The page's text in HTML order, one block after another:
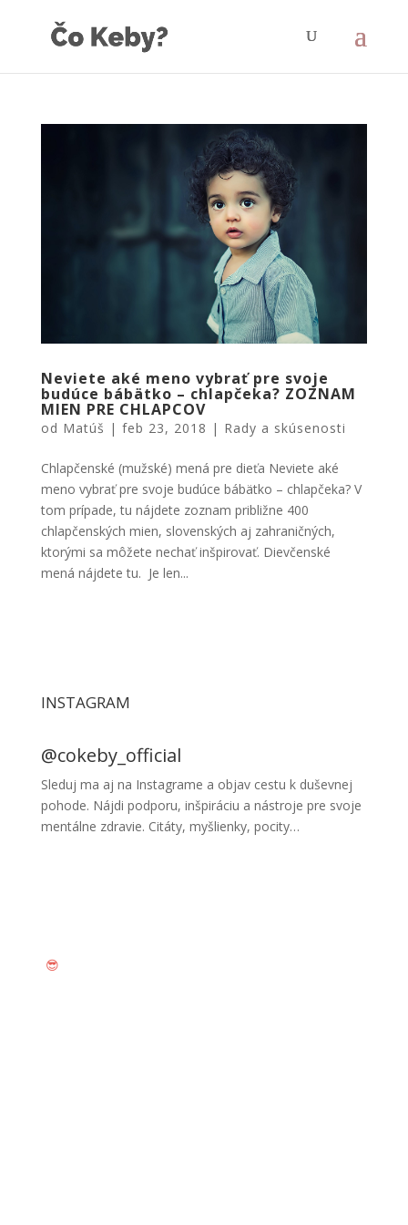
Neviete aké meno vybrať pre svoje
budúce bábätko – chlapčeka? ZOZNAM
MIEN PRE CHLAPCOV
od Matúš | feb 23, 2018 | Rady a skúsenosti
Chlapčenské (mužské) mená pre dieťa Neviete aké
meno vybrať pre svoje budúce bábätko – chlapčeka? V
tom prípade, tu nájdete zoznam približne 400
chlapčenských mien, slovenských aj zahraničných,
ktorými sa môžete nechať inšpirovať. Dievčenské
mená nájdete tu. Je len...
INSTAGRAM
@cokeby_official
Sleduj ma aj na Instagrame a objav cestu k duševnej
pohode. Nájdi podporu, inšpiráciu a nástroje pre svoje
mentálne zdravie. Citáty, myšlienky, pocity…
😎